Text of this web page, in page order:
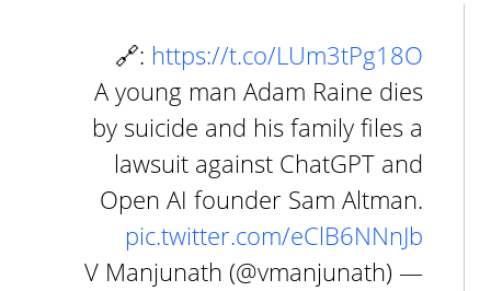
🔗: https://t.co/LUm3tPg18O
A young man Adam Raine dies
by suicide and his family files a
lawsuit against ChatGPT and
Open AI founder Sam Altman.
pic.twitter.com/eClB6NNnJb
— V Manjunath (@vmanjunath)